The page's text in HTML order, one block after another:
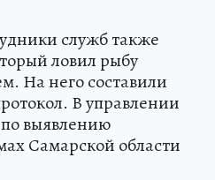
служб также
ловил рыбу
На него составили
В управлении
выявлению
Самарской области